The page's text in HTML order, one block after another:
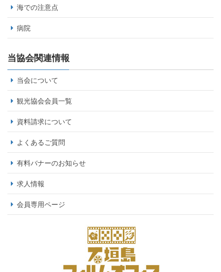
海での注意点
病院
当協会関連情報
当会について
観光協会会員一覧
資料請求について
よくあるご質問
有料バナーのお知らせ
求人情報
会員専用ページ